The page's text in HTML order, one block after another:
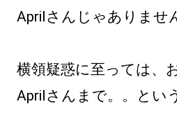
Aprilさんじゃありませ
横領疑惑に至っては、
Aprilさんまで。。とい